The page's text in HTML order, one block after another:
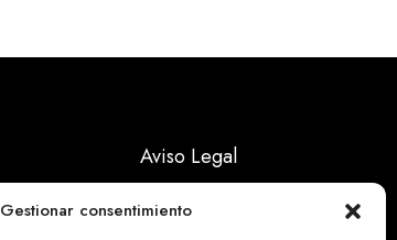
Gestionar consentimiento
Aviso Legal
Políticas Privacidad